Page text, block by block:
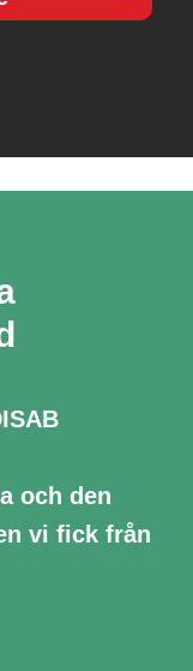
och den
vi fick från